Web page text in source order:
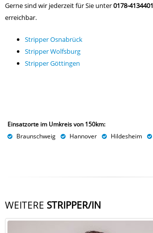
Gerne sind wir jederzeit für Sie unter0178-4134401
erreichbar.
Stripper Osnabrück
Stripper Wolfsburg
Stripper Göttingen
Einsatzorte im Umkreis von 150km:
Braunschweig
Hannover Hildesheim
WEITERE STRIPPER/IN